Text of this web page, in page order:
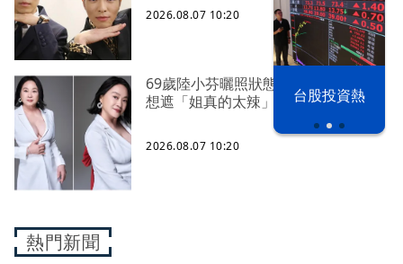
以色列 穹頂
之下
台股投資熱
2026.08.07 10:20
69歲陸小芬曬照狀態驚艷四方 性感不
想遮「姐真的太辣」
2026.08.07 10:20
熱門新聞